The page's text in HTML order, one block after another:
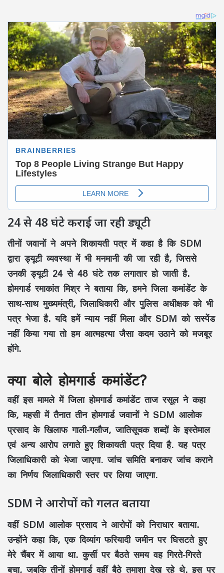
24 से 48 घंटे कराई जा रही ड्यूटी
तीनों जवानों ने अपने शिकायती पत्र में कहा है कि SDM
द्वारा ड्यूटी व्यवस्था में भी मनमानी की जा रही है, जिससे
उनकी ड्यूटी 24 से 48 घंटे तक लगातार हो जाती है.
होमगार्ड रमाकांत मिश्र ने बताया कि, हमने जिला कमांडेंट के
साथ-साथ मुख्यमंत्री, जिलाधिकारी और पुलिस अधीक्षक को भी
पत्र भेजा है. यदि हमें न्याय नहीं मिला और SDM को सस्पेंड
नहीं किया गया तो हम आत्महत्या जैसा कदम उठाने को मजबूर
होंगे.
क्या बोले होमगार्ड कमांडेंट?
वहीं इस मामले में जिला होमगार्ड कमांडेंट ताज रसूल ने कहा
कि, महसी में तैनात तीन होमगार्ड जवानों ने SDM आलोक
प्रसाद के खिलाफ गाली-गलौज, जातिसूचक शब्दों के इस्तेमाल
एवं अन्य आरोप लगाते हुए शिकायती पत्र दिया है. यह पत्र
जिलाधिकारी को भेजा जाएगा. जांच समिति बनाकर जांच कराने
का निर्णय जिलाधिकारी स्तर पर लिया जाएगा.
SDM ने आरोपों को गलत बताया
वहीं SDM आलोक प्रसाद ने आरोपों को निराधार बताया.
उन्होंने कहा कि, एक दिव्यांग फरियादी जमीन पर घिसटते हुए
मेरे चैंबर में आया था. कुर्सी पर बैठते समय वह गिरते-गिरते